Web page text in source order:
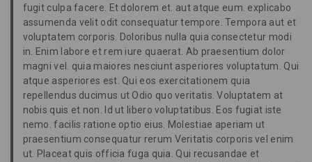
fugit culpa facere. Et dolorem et. aut atque eum. explicabo
assumenda velit odit consequatur tempore. Tempora aut et
voluptatem corporis. Doloribus nulla quia consectetur modi
in. Enim labore et rem iure quaerat. Ab praesentium dolor
magni vel. quia maiores nesciunt asperiores voluptatum. Qui
atque asperiores est. Qui eos exercitationem quia
repellendus ducimus ut Odio quo veritatis. Voluptatem at
nobis quis et non. Id ut libero voluptatibus. Eos fugiat iste
nemo. facilis ratione optio eius. Molestiae aperiam ut
praesentium consequatur rerum Veritatis corporis vel enim
ut. Placeat quis officia fuga quia. Qui recusandae et